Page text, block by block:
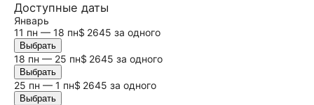
Доступные даты
Январь
11 пн — 18 пн$ 2645 за одного
Выбрать
18 пн — 25 пн$ 2645 за одного
Выбрать
25 пн — 1 пн$ 2645 за одного
Выбрать